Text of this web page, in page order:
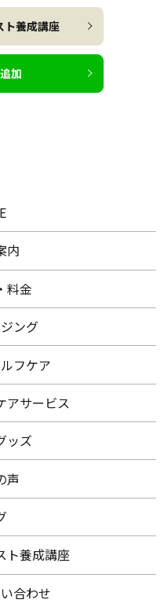
ト養成講座
加
内
料金
ング
フケア
アサービス
ッズ
声
ト養成講座
合わせ